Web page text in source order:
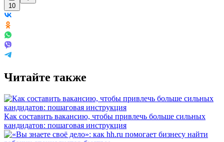
10
Читайте также
Как составить вакансию, чтобы привлечь больше сильных
кандидатов: пошаговая инструкция